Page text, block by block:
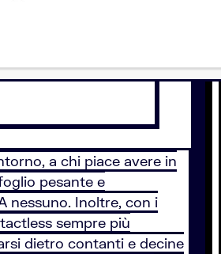
a chi piace avere in
pesante e
nessuno. Inoltre, con i
sempre più
dietro contanti e decine